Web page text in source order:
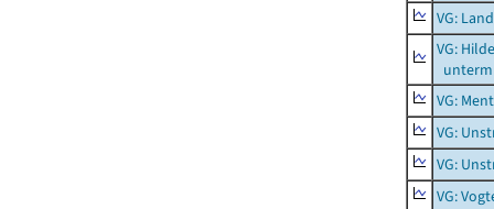
VG:
VG:
VG:
VG:
VG:
VG: